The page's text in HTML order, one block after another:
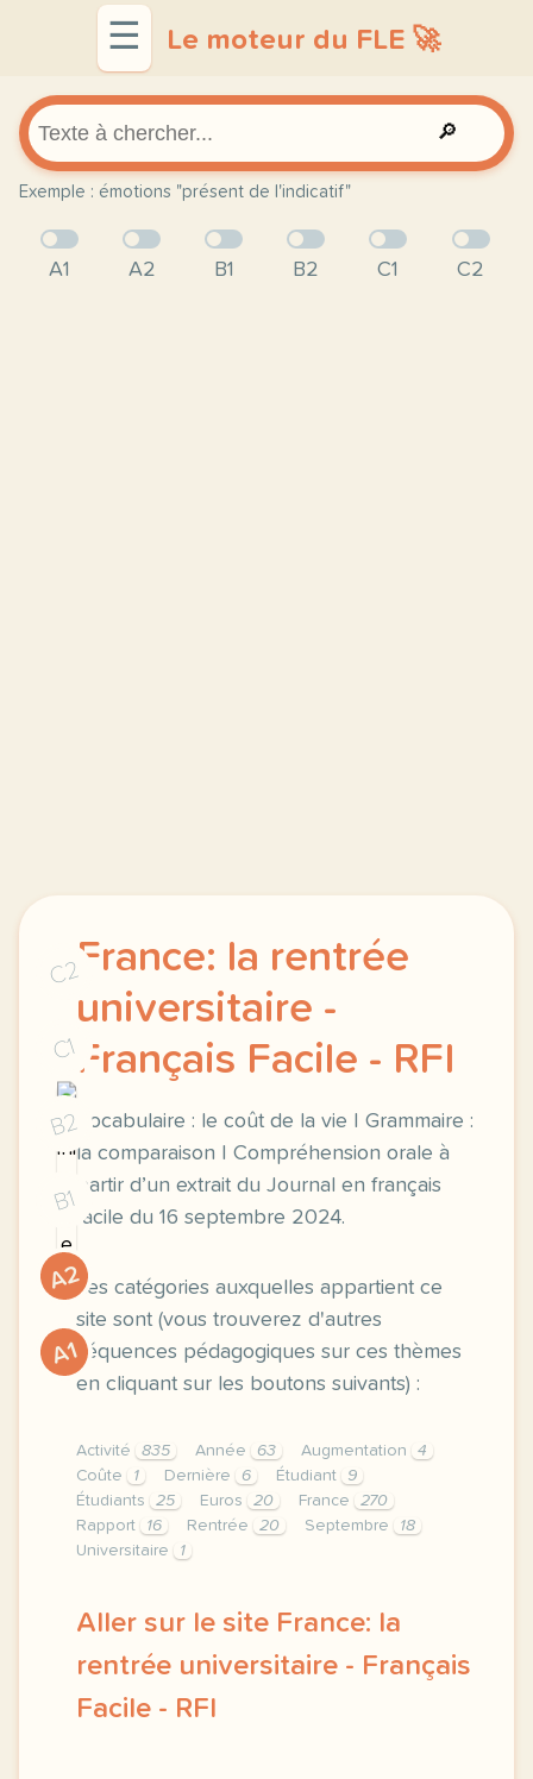
☰ Le moteur du FLE 🚀
🔎
Exemple : émotions "présent de l'indicatif"
A1 A2 B1 B2 C1 C2
C2
C1
B2
B1
A2
A1
France: la rentrée
universitaire -
Français Facile - RFI
Vocabulaire : le coût de la vie | Grammaire :
la comparaison | Compréhension orale à
partir d’un extrait du Journal en français
facile du 16 septembre 2024.
Les catégories auxquelles appartient ce
site sont (vous trouverez d'autres
séquences pédagogiques sur ces thèmes
en cliquant sur les boutons suivants) :
Activité 835 Année 63 Augmentation
4
Coûte
1 Dernière 6 Étudiant
9
Étudiants
25 Euros 20 France
270
Rapport
16 Rentrée 20 Septembre
18
Universitaire
1
Aller sur le site France: la
rentrée universitaire - Français
Facile - RFI